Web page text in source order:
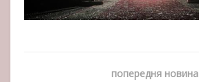
попередня новина